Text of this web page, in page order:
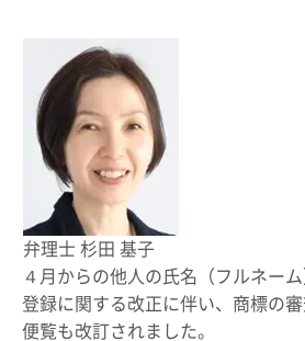
弁理士 杉田 基子
４月からの他人の氏名（フルネー
登録に関する改正に伴い、商標の
便覧も改訂されました。